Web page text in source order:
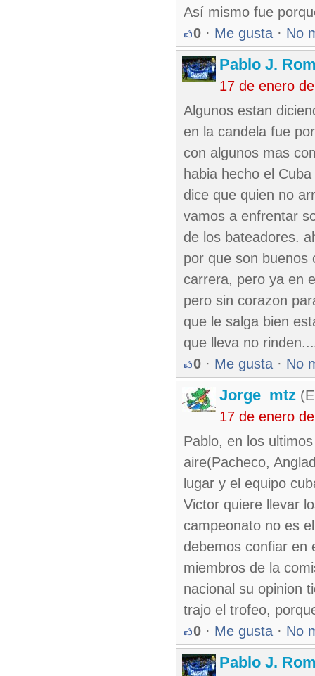
Así mismo fue
0 · Me gusta · No
Pablo J.
17 de enero
Algunos estan
en la candela fue
con algunos mas
habia hecho el
dice que quien no
vamos a enfrentar
de los bateadores.
por que son buenos
carrera, pero ya en
pero sin corazon
que le salga bien
que lleva no
0 · Me gusta · No
Jorge_mtz
17 de enero
Pablo, en los
aire(Pacheco,
lugar y el equipo
Victor quiere llevar
campeonato no es
debemos confiar en
miembros de la
nacional su opinion
trajo el trofeo,
0 · Me gusta · No
Pablo J.